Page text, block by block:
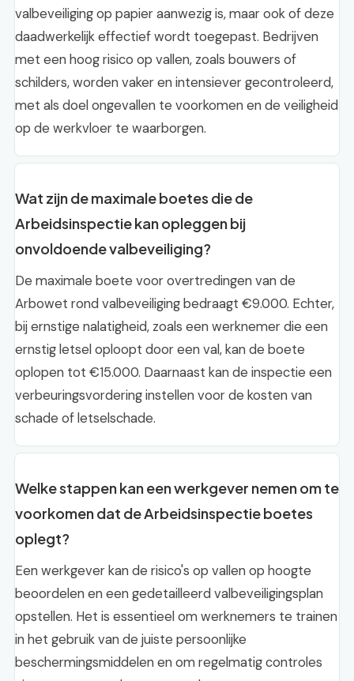
valbeveiliging op papier aanwezig is, maar ook of deze
daadwerkelijk effectief wordt toegepast. Bedrijven
met een hoog risico op vallen, zoals bouwers of
schilders, worden vaker en intensiever gecontroleerd,
met als doel ongevallen te voorkomen en de veiligheid
op de werkvloer te waarborgen.
Wat zijn de maximale boetes die de
Arbeidsinspectie kan opleggen bij
onvoldoende valbeveiliging?
De maximale boete voor overtredingen van de
Arbowet rond valbeveiliging bedraagt €9.000. Echter,
bij ernstige nalatigheid, zoals een werknemer die een
ernstig letsel oploopt door een val, kan de boete
oplopen tot €15.000. Daarnaast kan de inspectie een
verbeuringsvordering instellen voor de kosten van
schade of letselschade.
Welke stappen kan een werkgever nemen om te
voorkomen dat de Arbeidsinspectie boetes
oplegt?
Een werkgever kan de risico's op vallen op hoogte
beoordelen en een gedetailleerd valbeveiligingsplan
opstellen. Het is essentieel om werknemers te trainen
in het gebruik van de juiste persoonlijke
beschermingsmiddelen en om regelmatig controles